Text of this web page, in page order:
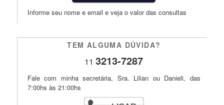
Informe seu nome e email e veja o valor das consultas
TEM ALGUMA DÚVIDA?
113213-7287
Fale com minha secretária, Sra. Lilian ou Danieli, das
7:00hs às 21:00hs